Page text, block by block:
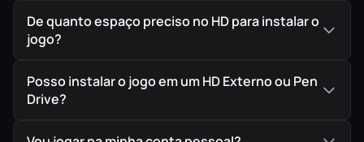
De quanto espaço preciso no HD para instalar o
jogo?
Posso instalar o jogo em um HD Externo ou Pen
Drive?